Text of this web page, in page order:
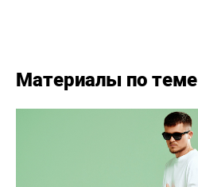
Материалы по теме